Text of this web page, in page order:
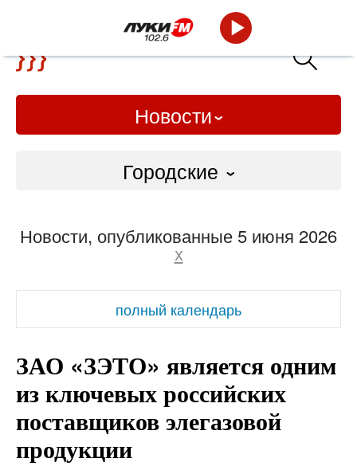
Новости
Городские
Слово Дело
Народные
ВТРК
Новости, опубликованные 5 июня 2026
x
полный календарь
ЗАО «ЗЭТО» является одним
из ключевых российских
поставщиков элегазовой
продукции